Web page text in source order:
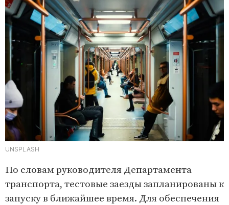
UNSPLASH
По словам руководителя Департамента
транспорта, тестовые заезды запланированы к
запуску в ближайшее время. Для обеспечения